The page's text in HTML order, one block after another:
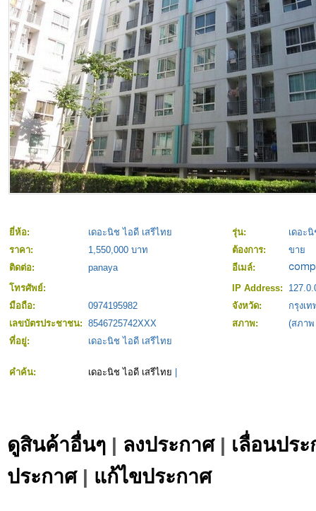
ยี่ห้อ: เดอะนิช ไอดี เสรีไทย รุ่น:
เดอะ
ราคา:
1,550,000 บาท ต้องการ:
ขาย
ติดต่อ:
panaya
อีเมล์:
โทรศัพย์:
IP Address:
มือถือ:
0974195982 จังหวัด:
กรุงเ
เลขบัตรประชาชน: 8546725742XXX สภาพ:
(สภาพ
ที่อยู่:
เดอะนิช ไอดี เสรีไทย
คำค้น: เดอะนิช ไอดี เสรีไทย
ดูสินค้าอื่นๆ | ลงประกาศ| เลื่อนปร
ประกาศ| แก้ไขประกาศ